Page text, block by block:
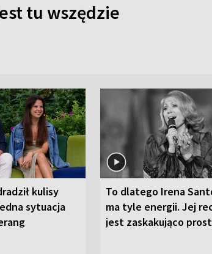
tu wszędzie
kulisy
sytuacja
To dlatego Irena
ma tyle energii. Jej
jest zaskakująco